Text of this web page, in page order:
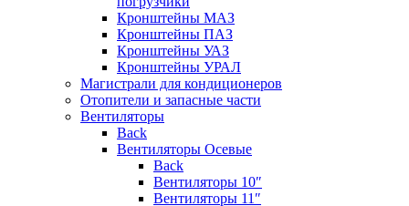
Кронштейны МАЗ
Кронштейны ПАЗ
Кронштейны УАЗ
Кронштейны УРАЛ
Магистрали для кондиционеров
Отопители и запасные части
Вентиляторы
Back
Вентиляторы Осевые
Back
Вентиляторы 10″
Вентиляторы 11″